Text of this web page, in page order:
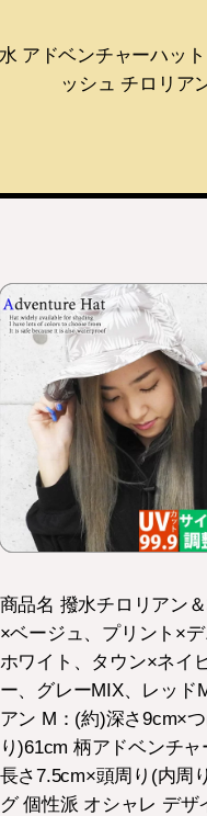
アドベンチャーハッ
ッシュ チロリア
商品名 撥水チロリアン
×ベージュ、プリント×
ホワイト、タウン×ネイ
ー、グレーMIX、レッド
アン M：(約)深さ9cm×
り)61cm 柄アドベンチ
長さ7.5cm×頭周り(内周
グ 個性派 オシャレ デ